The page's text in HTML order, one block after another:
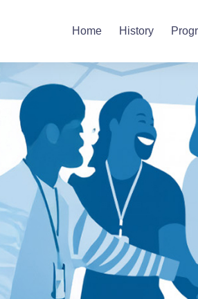
Home History